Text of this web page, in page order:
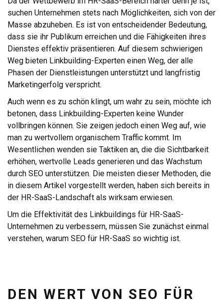
suchen Unternehmen stets nach Möglichkeiten, sich von der
Masse abzuheben. Es ist von entscheidender Bedeutung,
dass sie ihr Publikum erreichen und die Fähigkeiten ihres
Dienstes effektiv präsentieren. Auf diesem schwierigen
Weg bieten Linkbuilding-Experten einen Weg, der alle
Phasen der Dienstleistungen unterstützt und langfristig
Marketingerfolg verspricht.
Auch wenn es zu schön klingt, um wahr zu sein, möchte ich
betonen, dass Linkbuilding-Experten keine Wunder
vollbringen können. Sie zeigen jedoch einen Weg auf, wie
man zu wertvollem organischem Traffic kommt. Im
Wesentlichen wenden sie Taktiken an, die die Sichtbarkeit
erhöhen, wertvolle Leads generieren und das Wachstum
durch SEO unterstützen. Die meisten dieser Methoden, die
in diesem Artikel vorgestellt werden, haben sich bereits in
der HR-SaaS-Landschaft als wirksam erwiesen.
Um die Effektivität des Linkbuildings für HR-SaaS-
Unternehmen zu verbessern, müssen Sie zunächst einmal
verstehen, warum SEO für HR-SaaS so wichtig ist.
DEN WERT VON SEO FÜR